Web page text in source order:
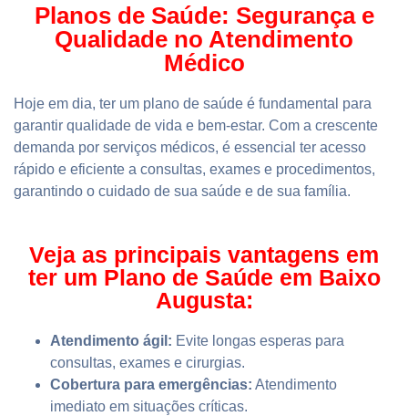
Planos de Saúde: Segurança e
Qualidade no Atendimento
Médico
Hoje em dia, ter um plano de saúde é fundamental para
garantir qualidade de vida e bem-estar. Com a crescente
demanda por serviços médicos, é essencial ter acesso
rápido e eficiente a consultas, exames e procedimentos,
garantindo o cuidado de sua saúde e de sua família.
Veja as principais vantagens em
ter um Plano de Saúde em Baixo
Augusta:
Atendimento ágil: Evite longas esperas para
consultas, exames e cirurgias.
Cobertura para emergências: Atendimento
imediato em situações críticas.